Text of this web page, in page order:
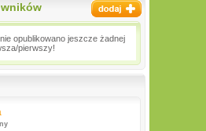
opublikowano jeszcze żadnej
pierwszy!